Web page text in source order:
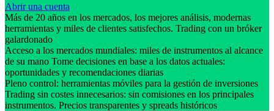
Abrir una cuenta
Más de 20 años en los mercados, los mejores análisis, modernas
herramientas y miles de clientes satisfechos. Trading con un bróker
galardonado
Acceso a los mercados mundiales: miles de instrumentos al alcance
de su mano Tome decisiones en base a los datos actuales:
oportunidades y recomendaciones diarias
Pleno control: herramientas móviles para la gestión de inversiones
Trading sin costes innecesarios: sin comisiones en los principales
instrumentos. Precios transparentes y spreads históricos